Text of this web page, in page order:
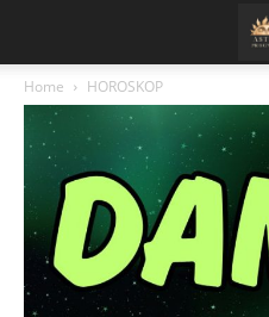
Home HOROSKOP